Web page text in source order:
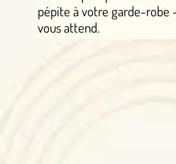
pépite à votre garde-robe
vous attend.